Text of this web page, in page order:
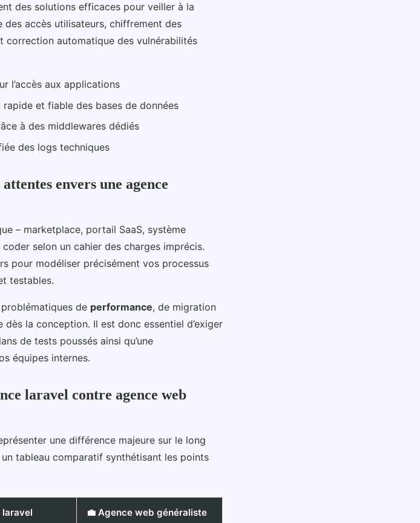
des solutions efficaces pour veiller à la
des accès utilisateurs, chiffrement des
correction automatique des vulnérabilités
l’accès aux applications
et fiable des bases de données
à des middlewares dédiés
des logs techniques
envers une agence
– marketplace, portail SaaS, système
selon un cahier des charges imprécis.
pour modéliser précisément vos processus
testables.
de performance, de migration
la conception. Il est donc essentiel d’exiger
de tests poussés ainsi qu’une
équipes internes.
laravel contre agence web
une différence majeure sur le long
tableau comparatif synthétisant les points
laravel 💼 Agence web généraliste